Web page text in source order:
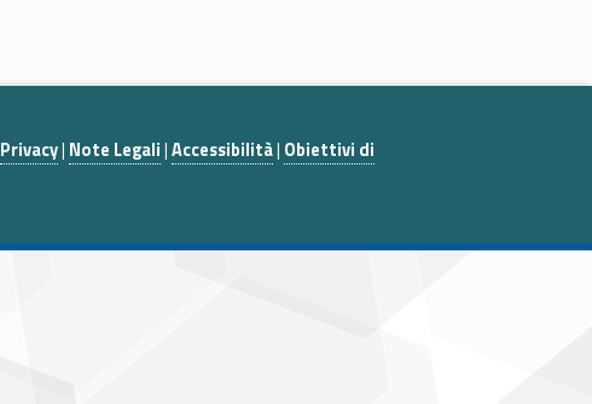
Privacy| Note Legali|Accessibilità| Obiettivi di